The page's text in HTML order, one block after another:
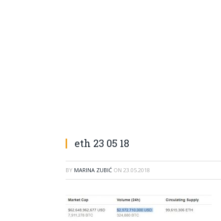
eth 23 05 18
BY MARINA ZUBIĆ ON 23.05.2018